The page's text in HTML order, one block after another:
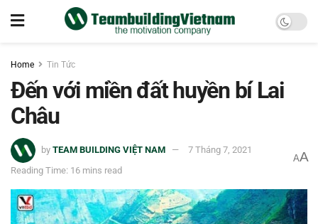
Home Tin Tức
Đến với miền đất huyền bí Lai
Châu
by TEAM BUILDING VIỆT NAM
7 Tháng 7, 2021
Reading Time: 16 mins read
AA